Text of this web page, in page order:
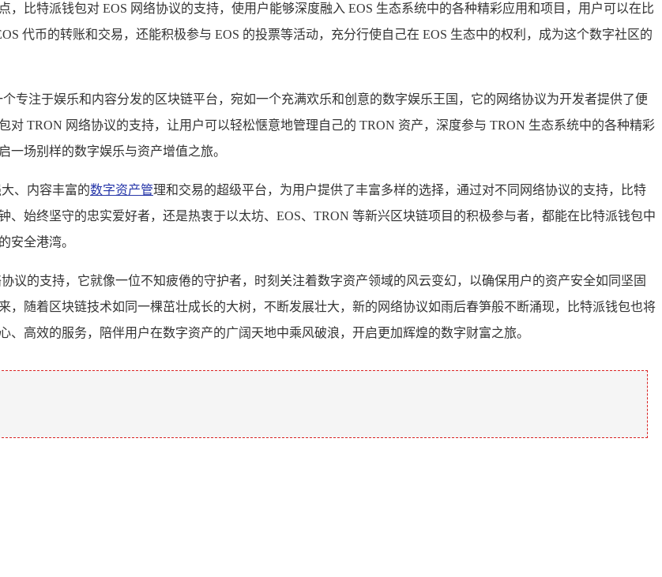
比特派钱包对 EOS 网络协议的支持，使用户能够深度融入 EOS 生态系统中的各种精彩应用和项目，用户可以在比
代币的转账和交易，还能积极参与 EOS 的投票等活动，充分行使自己在 EOS 生态中的权利，成为这个数字社区的
专注于娱乐和内容分发的区块链平台，宛如一个充满欢乐和创意的数字娱乐王国，它的网络协议为开发者提供了便
TRON 网络协议的支持，让用户可以轻松惬意地管理自己的 TRON 资产，深度参与 TRON 生态系统中的各种精彩
场别样的数字娱乐与资产增值之旅。
、内容丰富的数字资产管理和交易的超级平台，为用户提供了丰富多样的选择，通过对不同网络协议的支持，比特
始终坚守的忠实爱好者，还是热衷于以太坊、EOS、TRON 等新兴区块链项目的积极参与者，都能在比特派钱包中
安全港湾。
议的支持，它就像一位不知疲倦的守护者，时刻关注着数字资产领域的风云变幻，以确保用户的资产安全如同坚固
随着区块链技术如同一棵茁壮成长的大树，不断发展壮大，新的网络协议如雨后春笋般不断涌现，比特派钱包也将
高效的服务，陪伴用户在数字资产的广阔天地中乘风破浪，开启更加辉煌的数字财富之旅。